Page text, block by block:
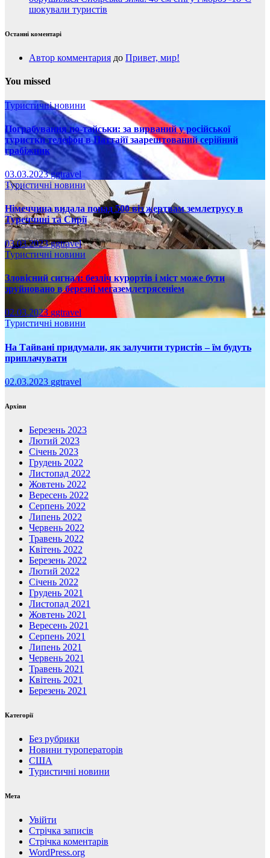
шокували туристів
Останні коментарі
Автор комментария до Привет, мир!
You missed
Туристичні новини
Пограбування по-тайськи: за вирваний у російської
туристки телефон в Паттайї заарештований серійний
грабіжник
03.03.2023ggtravel
Туристичні новини
Німеччина видала понад 500 віз жертвам землетрусу в
Туреччині та Сирії
03.03.2023ggtravel
Туристичні новини
Зловісний сигнал: безліч курортів і міст може бути
зруйновано в березні мегаземлетрясеніем
02.03.2023 ggtravel
Туристичні новини
На Тайвані придумали, як залучити туристів – їм будуть
приплачувати
02.03.2023 ggtravel
Архіви
Березень 2023
Лютий 2023
Січень 2023
Грудень 2022
Листопад 2022
Жовтень 2022
Вересень 2022
Серпень 2022
Липень 2022
Червень 2022
Травень 2022
Квітень 2022
Березень 2022
Лютий 2022
Січень 2022
Грудень 2021
Листопад 2021
Жовтень 2021
Вересень 2021
Серпень 2021
Липень 2021
Червень 2021
Травень 2021
Квітень 2021
Березень 2021
Категорії
Без рубрики
Новини туроператорів
США
Туристичні новини
Мета
Увійти
Стрічка записів
Стрічка коментарів
WordPress.org